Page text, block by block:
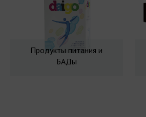
Продукты питания и
БАДы